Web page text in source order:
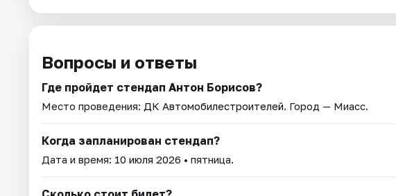
Вопросы и ответы
Где пройдет стендап Антон Борисов?
Место проведения: ДК Автомобилестроителей. Город — Миасс.
Когда запланирован стендап?
Дата и время: 10 июля 2026 • пятница.